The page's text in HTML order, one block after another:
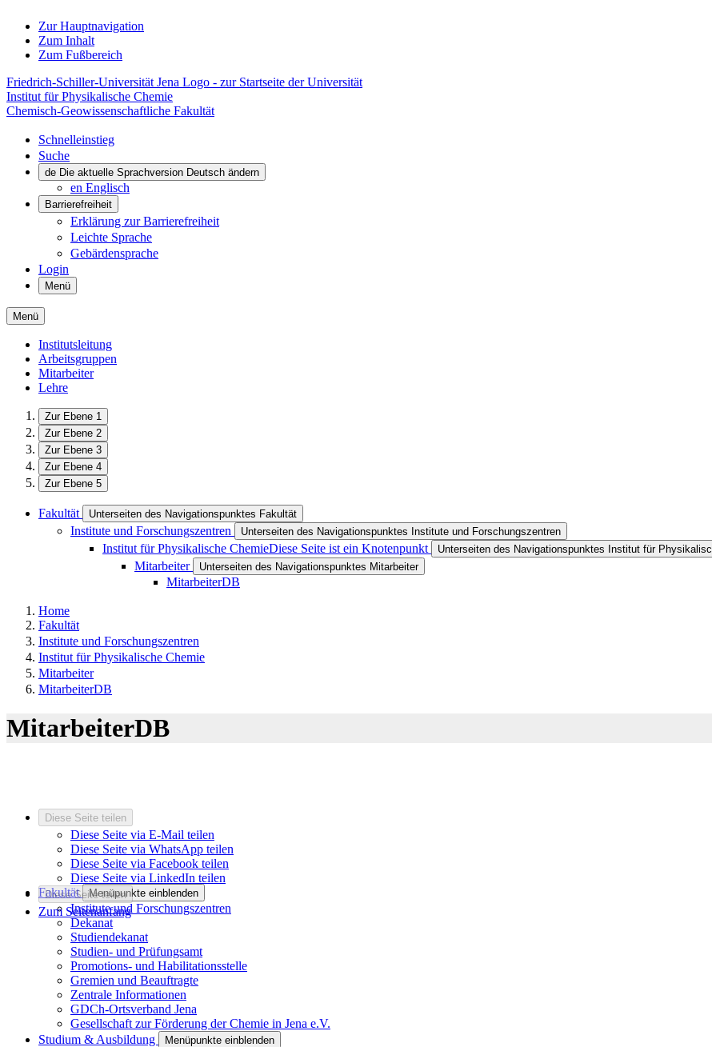
Zur Hauptnavigation
Zum Inhalt
Zum Fußbereich
Friedrich-Schiller-Universität Jena Logo - zur Startseite der Universität
Institut für Physikalische Chemie
Chemisch-Geowissenschaftliche Fakultät
Schnelleinstieg
Suche
de Die aktuelle Sprachversion Deutsch ändern
en Englisch
Barrierefreiheit
Erklärung zur Barrierefreiheit
Leichte Sprache
Gebärdensprache
Login
Menü
Menü
Institutsleitung
Arbeitsgruppen
Mitarbeiter
Lehre
Zur Ebene 1
Zur Ebene 2
Zur Ebene 3
Zur Ebene 4
Zur Ebene 5
Fakultät Unterseiten des Navigationspunktes Fakultät
Institute und Forschungszentren Unterseiten des Navigationspunktes Institute und Forschungszentren
Institut für Physikalische ChemieDiese Seite ist ein Knotenpunkt Unterseiten des Navigationspunktes Institut für
Mitarbeiter Unterseiten des Navigationspunktes Mitarbeiter
MitarbeiterDB
Home
Fakultät
Institute und Forschungszentren
Institut für Physikalische Chemie
Mitarbeiter
MitarbeiterDB
MitarbeiterDB
Diese Seite teilen
Diese Seite via E-Mail teilen
Diese Seite via WhatsApp teilen
Diese Seite via Facebook teilen
Diese Seite via LinkedIn teilen
Diese Seite teilen
Zum Seitenanfang
Fakultät Menüpunkte einblenden
Institute und Forschungszentren
Dekanat
Studiendekanat
Studien- und Prüfungsamt
Promotions- und Habilitationsstelle
Gremien und Beauftragte
Zentrale Informationen
GDCh-Ortsverband Jena
Gesellschaft zur Förderung der Chemie in Jena e.V.
Studium & Ausbildung
Menüpunkte einblenden